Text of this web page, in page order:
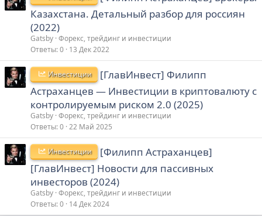
Казахстана. Детальный разбор для россиян
(2022)
Gatsby Форекс, трейдинг и инвестиции
Ответы 0 13 Дек 2022
Инвестиции
[ГлавИнвест] Филипп
Астраханцев ― Инвестиции в криптовалюту с
контролируемым риском 2.0 (2025)
Gatsby Форекс, трейдинг и инвестиции
Ответы 0 22 Май 2025
Инвестиции
[Филипп Астраханцев]
[ГлавИнвест] Новости для пассивных
инвесторов (2024)
Gatsby Форекс, трейдинг и инвестиции
Ответы 0 14 Дек 2024